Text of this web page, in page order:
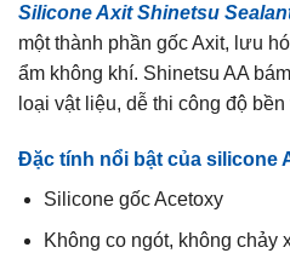
Silicone Axit Shinetsu
một thành phần gốc Axit, lưu
ẩm không khí. Shinetsu AA
loại vật liệu, dễ thi công độ
Đặc tính nổi bật của silicone
Silicone gốc Acetoxy
Không co ngót, không chảy